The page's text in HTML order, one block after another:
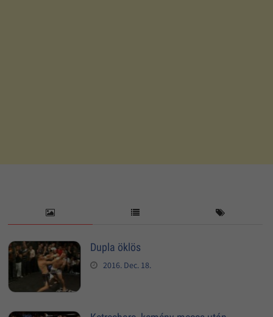
Dupla öklös
2016. Dec. 18.